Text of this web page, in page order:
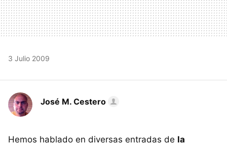
3 Julio 2009
José M. Cestero
Hemos hablado en diversas entradas de la